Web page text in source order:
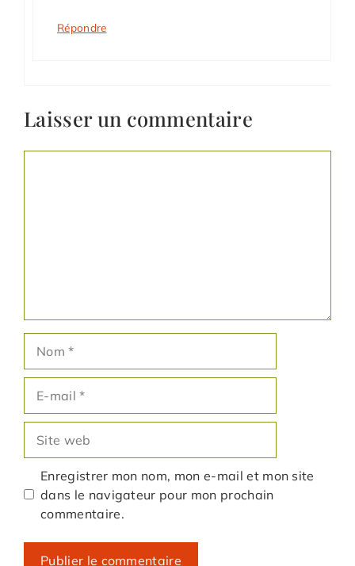
Répondre
Laisser un commentaire
mail
web
Enregistrer mon nom, mon e-mail et mon site
dans le navigateur pour mon prochain
commentaire.